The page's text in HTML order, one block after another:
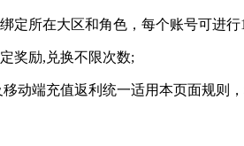
定所在大区和角色，每个账号可进行
奖励,兑换不限次数;
动端充值返利统一适用本页面规则